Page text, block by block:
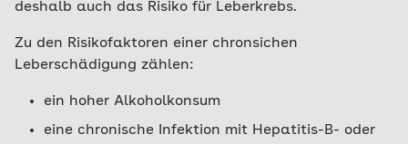
deshalb auch das Risiko für Leberkrebs.
Zu den Risikofaktoren einer chronsichen
Leberschädigung zählen:
ein hoher Alkoholkonsum
eine chronische Infektion mit Hepatitis-B- oder